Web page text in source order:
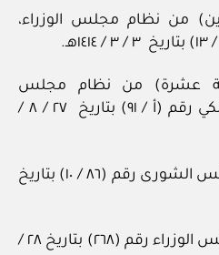
من نظام مجلس الوزراء،
عشرة) من نظام مجلس
الشورى، الصادر بالأمر الملكي رقم (أ / ٩١) بتاريخ ٢٧ / ‏٨‏ /
وبعد الاطلاع على قرار مجلس الشورى رقم (٨٦ / ١٠) بتاريخ
وبعد الاطلاع على قرار مجلس الوزراء رقم (٢٦٨) بتاريخ ٢٨ /